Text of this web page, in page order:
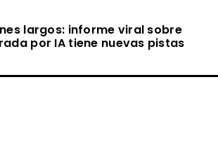
largos: informe viral sobre
por IA tiene nuevas pistas